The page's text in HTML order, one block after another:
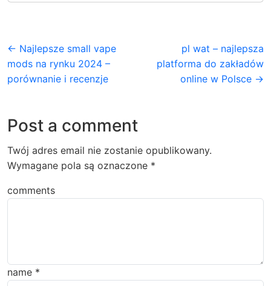
← Najlepsze small vape
mods na rynku 2024 –
porównanie i recenzje
pl wat – najlepsza
platforma do zakładów
online w Polsce →
Post a comment
Twój adres email nie zostanie opublikowany.
Wymagane pola są oznaczone *
comments
name *